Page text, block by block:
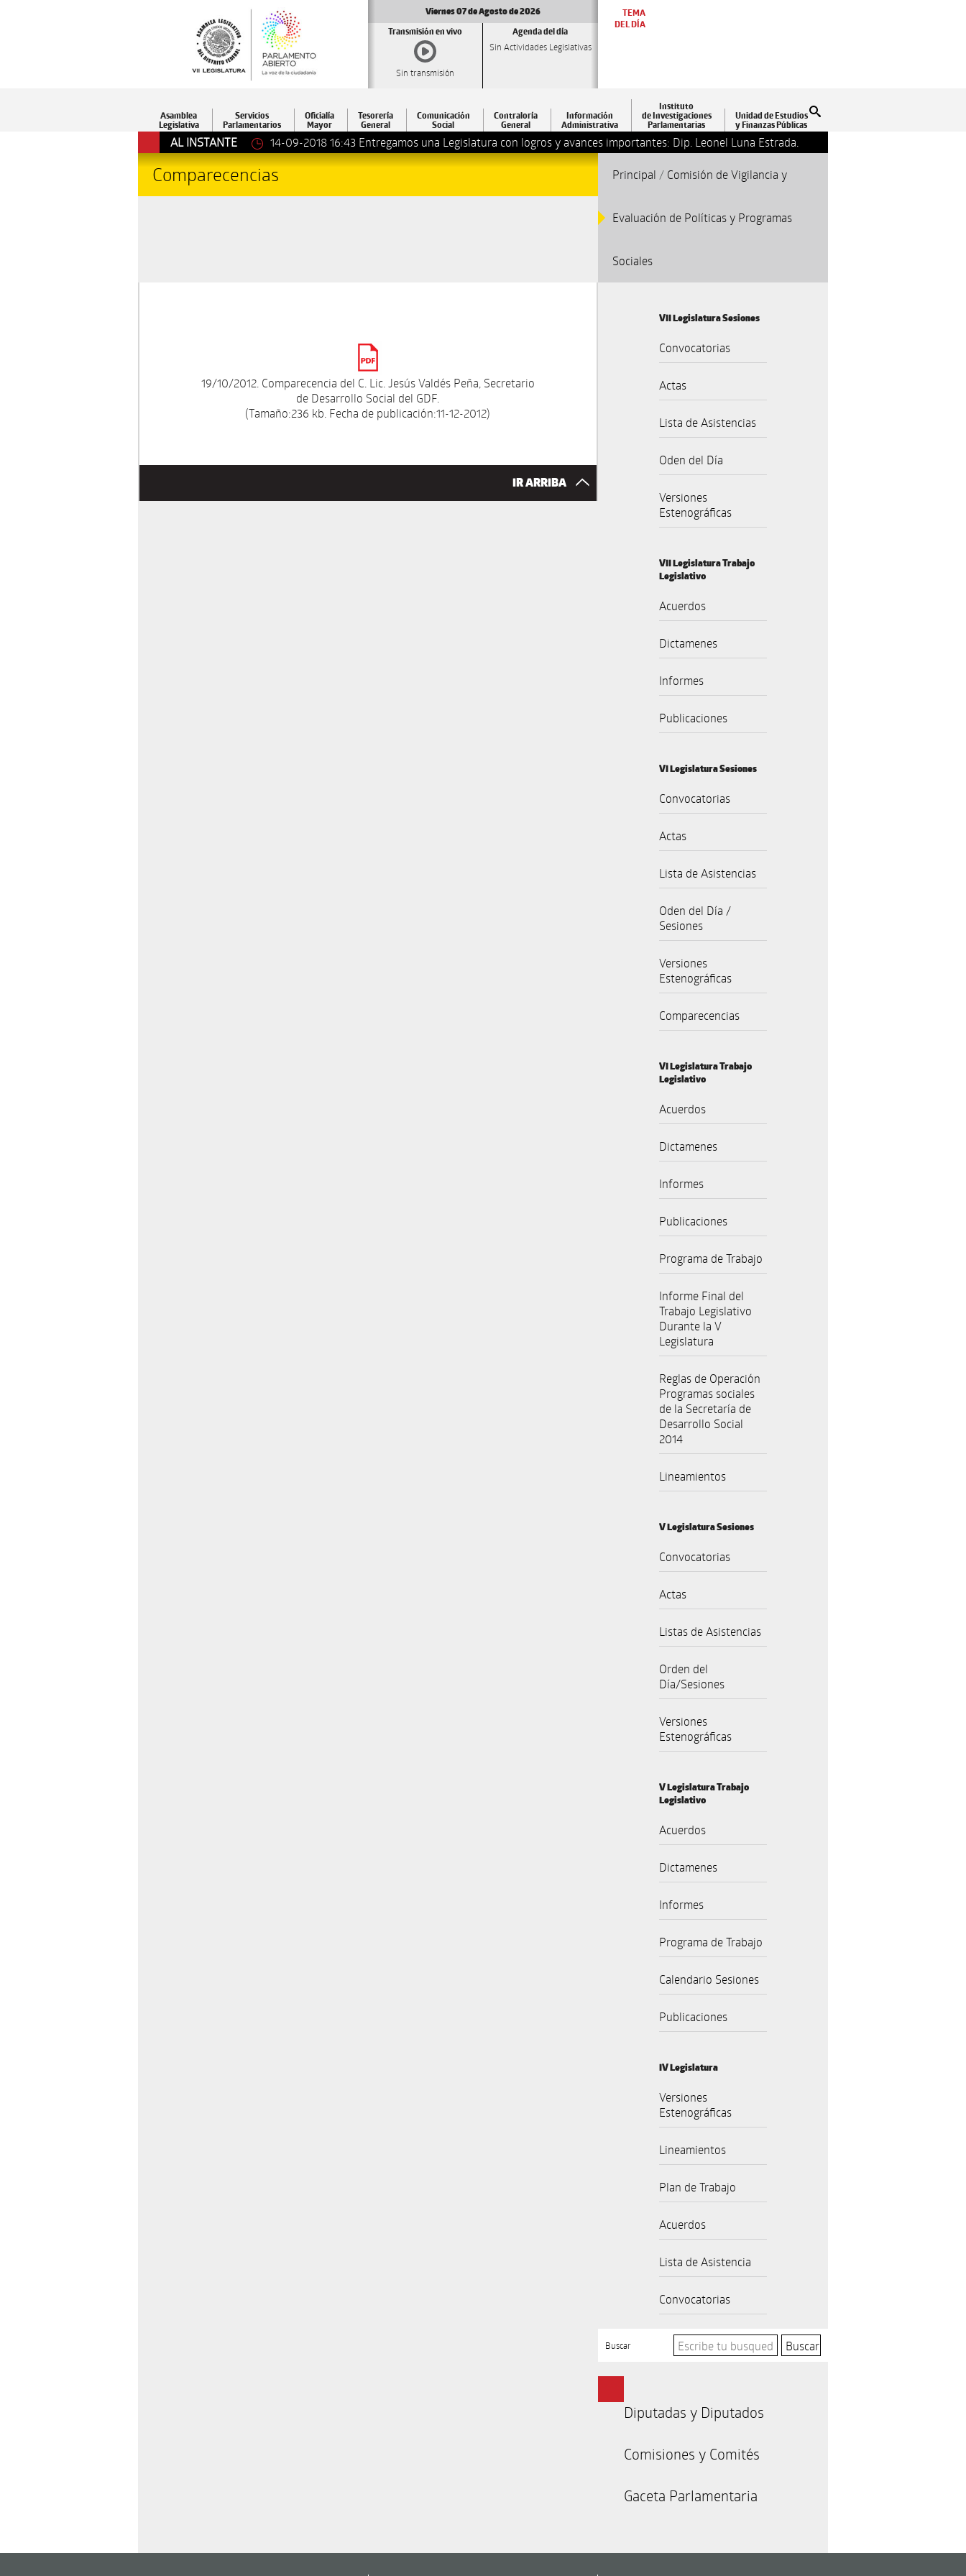
Viernes 07 de Agosto de 2026
Transmisión en vivo
Sin transmisión
Agenda del día
Sin Actividades Legislativas
TEMA
DEL DÍA
Asamblea
Legislativa
Servicios
Parlamentarios
Oficialía
Mayor
Tesorería
General
Comunicación
Social
Contraloría
General
Información
Administrativa
Instituto
de Investigaciones
Parlamentarias
Unidad de Estudios
y Finanzas Públicas
AL INSTANTE 14-09-2018 16:43 Entregamos una Legislatura con logros y avances importantes: Dip. Leonel Luna Estrada.
Comparecencias Principal / Comisión de Vigilancia y
Evaluación de Políticas y Programas
Sociales
19/10/2012. Comparecencia del C. Lic. Jesús Valdés Peña, Secretario
de Desarrollo Social del GDF.
(Tamaño:236 kb. Fecha de publicación:11-12-2012)
IR ARRIBA
VII Legislatura Sesiones
Convocatorias
Actas
Lista de Asistencias
Oden del Día
Versiones
Estenográficas
VII Legislatura Trabajo
Legislativo
Acuerdos
Dictamenes
Informes
Publicaciones
VI Legislatura Sesiones
Convocatorias
Actas
Lista de Asistencias
Oden del Día /
Sesiones
Versiones
Estenográficas
Comparecencias
VI Legislatura Trabajo
Legislativo
Acuerdos
Dictamenes
Informes
Publicaciones
Programa de Trabajo
Informe Final del
Trabajo Legislativo
Durante la V
Legislatura
Reglas de Operación
Programas sociales
de la Secretaría de
Desarrollo Social
2014
Lineamientos
V Legislatura Sesiones
Convocatorias
Actas
Listas de Asistencias
Orden del
Día/Sesiones
Versiones
Estenográficas
V Legislatura Trabajo
Legislativo
Acuerdos
Dictamenes
Informes
Programa de Trabajo
Calendario Sesiones
Publicaciones
IV Legislatura
Versiones
Estenográficas
Lineamientos
Plan de Trabajo
Acuerdos
Lista de Asistencia
Convocatorias
Buscar
Diputadas y Diputados
Comisiones y Comités
Gaceta Parlamentaria